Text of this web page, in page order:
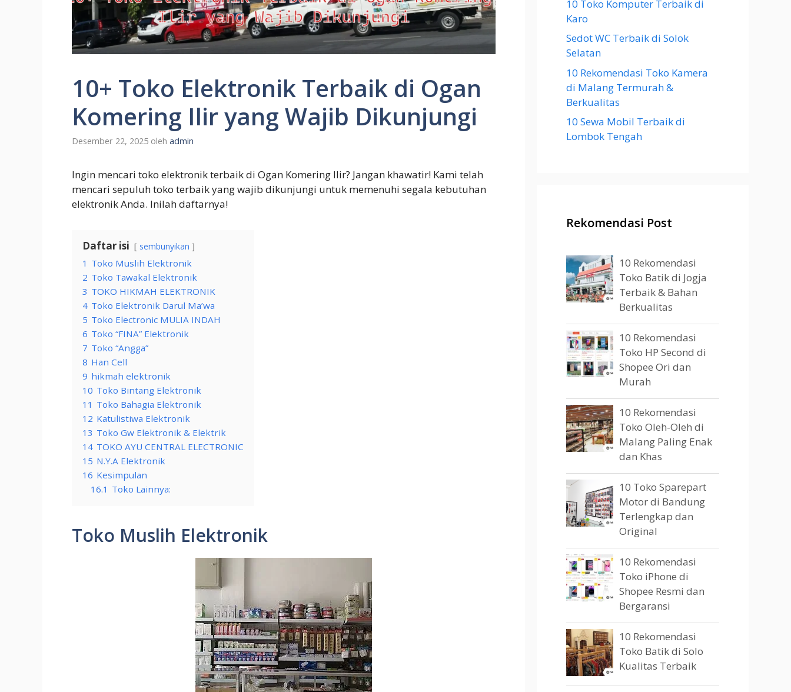
10+ Toko Elektronik Terbaik di Ogan
Komering Ilir yang Wajib Dikunjungi
Desember 22, 2025 oleh admin
Ingin mencari toko elektronik terbaik di Ogan Komering Ilir? Jangan khawatir! Kami telah
mencari sepuluh toko terbaik yang wajib dikunjungi untuk memenuhi segala kebutuhan
elektronik Anda. Inilah daftarnya!
Daftar isi sembunyikan
1 Toko Muslih Elektronik
2 Toko Tawakal Elektronik
3 TOKO HIKMAH ELEKTRONIK
4 Toko Elektronik Darul Ma’wa
5 Toko Electronic MULIA INDAH
6 Toko “FINA” Elektronik
7 Toko “Angga”
8 Han Cell
9 hikmah elektronik
10 Toko Bintang Elektronik
11 Toko Bahagia Elektronik
12 Katulistiwa Elektronik
13 Toko Gw Elektronik & Elektrik
14 TOKO AYU CENTRAL ELECTRONIC
15 N.Y.A Elektronik
16 Kesimpulan
16.1 Toko Lainnya:
Toko Muslih Elektronik
10 Toko Komputer Terbaik di
Karo
Sedot WC Terbaik di Solok
Selatan
10 Rekomendasi Toko Kamera
di Malang Termurah &
Berkualitas
10 Sewa Mobil Terbaik di
Lombok Tengah
Rekomendasi Post
10 Rekomendasi
Toko Batik di Jogja
Terbaik & Bahan
Berkualitas
10 Rekomendasi
Toko HP Second di
Shopee Ori dan
Murah
10 Rekomendasi
Toko Oleh-Oleh di
Malang Paling Enak
dan Khas
10 Toko Sparepart
Motor di Bandung
Terlengkap dan
Original
10 Rekomendasi
Toko iPhone di
Shopee Resmi dan
Bergaransi
10 Rekomendasi
Toko Batik di Solo
Kualitas Terbaik